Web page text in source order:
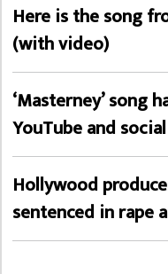
Here is the song
(with video)
‘Masterney’ song
YouTube and
Hollywood
sentenced in rape